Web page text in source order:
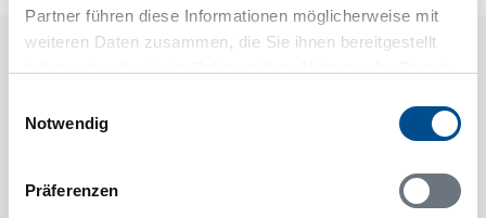
Partner führen diese Informationen möglicherweise mit
weiteren Daten zusammen, die Sie ihnen bereitgestellt
Notwendig
Präferenzen
Raumaufteilung